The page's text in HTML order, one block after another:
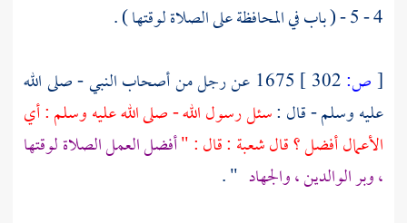
4 - 5 - ( باب في المحافظة على الصلاة لوقتها ) .
[ص:
1675 عن رجل من أصحاب النبي - صلى الله
عليه وسلم - قال :سئل رسول الله - صلى الله عليه وسلم : أي
الأعمال أفضل ؟ قالشعبة : قال : "أفضل العمل الصلاة لوقتها
، وبر الوالدين ، والجهاد " .